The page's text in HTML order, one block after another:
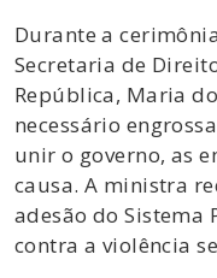
Durante a
Secretaria de
República, Maria
necessário
unir o governo, as
causa. A ministra
adesão do Sistema
contra a violência